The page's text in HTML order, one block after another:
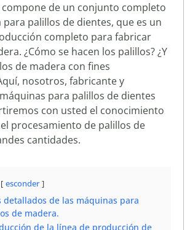
compone de un conjunto completo
palillos de dientes, que es un
completo para fabricar
¿Cómo se hacen los palillos? ¿Y
de madera con fines
nosotros, fabricante y
para palillos de dientes
con usted el conocimiento
procesamiento de palillos de
cantidades.
esconder
detallados de las máquinas para
de madera.
de la línea de producción de